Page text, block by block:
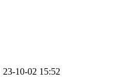
23-10-02 15:52